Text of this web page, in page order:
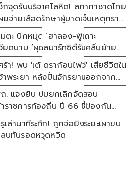
กจุดรับบริจาคโลหิต! สภากาชาดไทย
ยจ่ายเลือดรักษาผู้บาดเจ็บเหตุกราด
แล้ว 148 ยูนิต
ตะ ปักหมุด ‘ฮาลอง-ฟู้เถาะ
ยดนาม ’ผุดสมาร์ทซิตี้รับคลื่นย้าย
นผลิต
ร้า! พบ 'เต้ ดราก้อนไฟว์' เสียชีวิตใน
าพระยา หลังปั่นจักรยานออกจาก
นตี 4
. แจงยิบ ปมยกเลิกจัดสอบ
ราชการท้องถิ่น ปี 66 ชี้ป้องกัน
ริต หวั่นรัฐเสียหาย
เล่านาทีระทึก! ถูกจ่อยิงระยะเผาขน
บทันรอดหวุดหวิด